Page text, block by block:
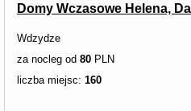
Domy Wczasowe Helena,
Wdzydze
za nocleg od 80 PLN
liczba miejsc: 160